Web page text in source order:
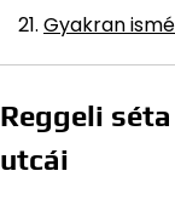
Gyakran
Reggeli
utcái